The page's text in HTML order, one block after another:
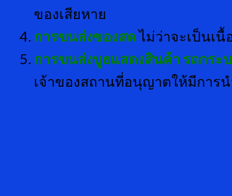
ของเสียหาย
การขนส่งของสดไม่ว่าจะเป็นเ
การขนส่งบูธแสดงสินค้า รถกระ
เจ้าของสถานที่อนุญาตให้มีการ